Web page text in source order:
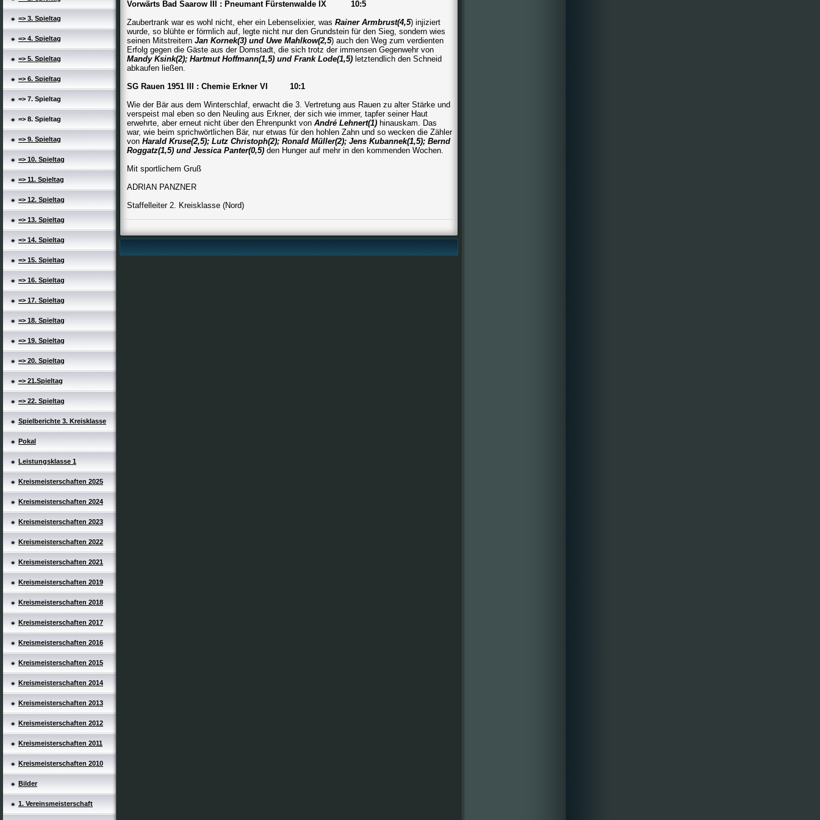
=> 3. Spieltag
=> 4. Spieltag
=> 5. Spieltag
=> 6. Spieltag
=> 7. Spieltag
=> 8. Spieltag
=> 9. Spieltag
=> 10. Spieltag
=> 11. Spieltag
=> 12. Spieltag
=> 13. Spieltag
=> 14. Spieltag
=> 15. Spieltag
=> 16. Spieltag
=> 17. Spieltag
=> 18. Spieltag
=> 19. Spieltag
=> 20. Spieltag
=> 21.Spieltag
=> 22. Spieltag
Spielberichte 3. Kreisklasse
Pokal
Leistungsklasse 1
Kreismeisterschaften 2025
Kreismeisterschaften 2024
Kreismeisterschaften 2023
Kreismeisterschaften 2022
Kreismeisterschaften 2021
Kreismeisterschaften 2019
Kreismeisterschaften 2018
Kreismeisterschaften 2017
Kreismeisterschaften 2016
Kreismeisterschaften 2015
Kreismeisterschaften 2014
Kreismeisterschaften 2013
Kreismeisterschaften 2012
Kreismeisterschaften 2011
Kreismeisterschaften 2010
Bilder
1. Vereinsmeisterschaft
Vorwärts Bad Saarow III : Pneumant Fürstenwalde IX 10:5
Zaubertrank war es wohl nicht, eher ein Lebenselixier, was Rainer Armbrust(4,5) injiziert
wurde, so blühte er förmlich auf, legte nicht nur den Grundstein für den Sieg, sondern wies
seinen Mitstreitern Jan Kornek(3) und Uwe Mahlkow(2,5) auch den Weg zum verdienten
Erfolg gegen die Gäste aus der Domstadt, die sich trotz der immensen Gegenwehr von
Mandy Ksink(2); Hartmut Hoffmann(1,5) und Frank Lode(1,5) letztendlich den Schneid
abkaufen ließen.
SG Rauen 1951 III : Chemie Erkner VI 10:1
Wie der Bär aus dem Winterschlaf, erwacht die 3. Vertretung aus Rauen zu alter Stärke und
verspeist mal eben so den Neuling aus Erkner, der sich wie immer, tapfer seiner Haut
erwehrte, aber erneut nicht über den Ehrenpunkt von André Lehnert(1) hinauskam. Das
war, wie beim sprichwörtlichen Bär, nur etwas für den hohlen Zahn und so wecken die Zähler
von Harald Kruse(2,5); Lutz Christoph(2); Ronald Müller(2); Jens Kubannek(1,5); Bernd
Roggatz(1,5) und Jessica Panter(0,5) den Hunger auf mehr in den kommenden Wochen.
Mit sportlichem Gruß
ADRIAN PANZNER
Staffelleiter 2. Kreisklasse (Nord)